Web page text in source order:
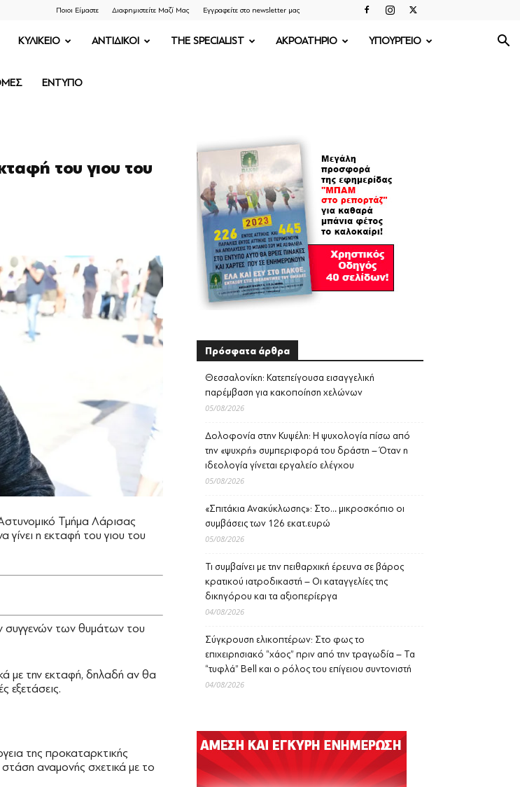
Ποιοι Είμαστε Διαφημιστείτε Μαζί Μας Εγγραφείτε στο newsletter μας
ΚΥΛΙΚΕΙΟ ΑΝΤΙΔΙΚΟΙ THE SPECIALIST ΑΚΡΟΑΤΗΡΙΟ ΥΠΟΥΡΓΕΙΟ
ΕΝΤΥΠΟ
του γιου του
Τμήμα Λάρισας
γίνει η εκταφή του γιου του
συγγενών των θυμάτων του
με την εκταφή, δηλαδή αν θα
εξετάσεις.
της προκαταρκτικής
αναμονής σχετικά με το
Πρόσφατα άρθρα
Θεσσαλονίκη: Κατεπείγουσα εισαγγελική
παρέμβαση για κακοποίηση χελώνων
05/08/2026
Δολοφονία στην Κυψέλη: Η ψυχολογία πίσω από
την «ψυχρή» συμπεριφορά του δράστη – Όταν η
ιδεολογία γίνεται εργαλείο ελέγχου
05/08/2026
«Σπιτάκια Ανακύκλωσης»: Στο… μικροσκόπιο οι
συμβάσεις των 126 εκατ.ευρώ
05/08/2026
Τι συμβαίνει με την πειθαρχική έρευνα σε βάρος
κρατικού ιατροδικαστή – Οι καταγγελίες της
δικηγόρου και τα αξιοπερίεργα
04/08/2026
Σύγκρουση ελικοπτέρων: Στο φως το
επιχειρησιακό “χάος” πριν από την τραγωδία – Τα
“τυφλά” Bell και ο ρόλος του επίγειου συντονιστή
04/08/2026